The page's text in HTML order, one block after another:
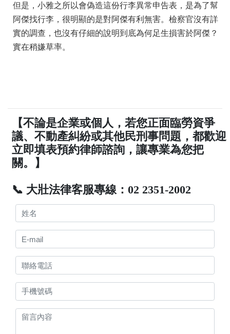
但是，小雅之所以會偽造這份行李異常申告表，是為了幫
阿傑找行李，很明顯的是對阿傑有利無害。檢察官沒有詳
實的調查，也沒有仔細的說明到底為何足生損害於阿傑？
實在稍嫌草率。
【不論是企業或個人，若您正面臨勞資爭
議、不動產糾紛或其他民刑事問題，都歡迎
立即填表預約律師諮詢，讓專業為您把
關。】
📞 大壯法律客服專線：02 2351-2002